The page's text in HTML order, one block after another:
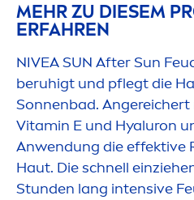
MEHR ZU DIESEM
ERFAHREN
NIVEASUN AfterSun
beruhigt und pflegt die
Sonnenbad. Angereichert
Vitamin E und Hyaluron
Anwendung die effektive
Haut. Die schnell
Stunden lang intensive